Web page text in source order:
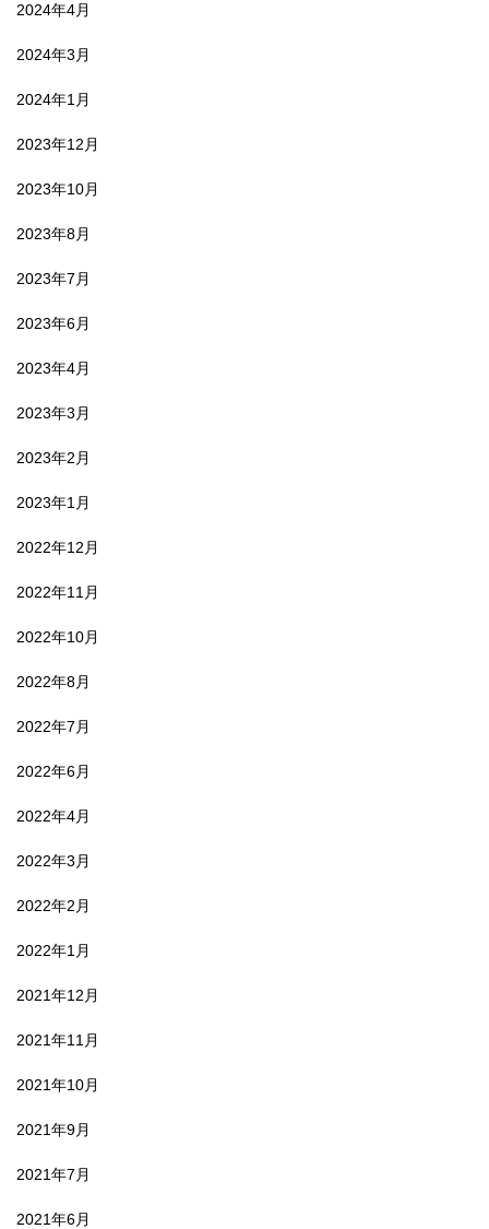
2024年4月
2024年3月
2024年1月
2023年12月
2023年10月
2023年8月
2023年7月
2023年6月
2023年4月
2023年3月
2023年2月
2023年1月
2022年12月
2022年11月
2022年10月
2022年8月
2022年7月
2022年6月
2022年4月
2022年3月
2022年2月
2022年1月
2021年12月
2021年11月
2021年10月
2021年9月
2021年7月
2021年6月